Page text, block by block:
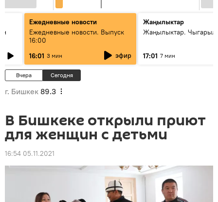
Ежедневные новости
Ежедневные новости. Выпуск
16:00
16:01 3 мин эфир
Жаңылыктар
Жаңылыктар.
17:01 7 мин
Вчера Сегодня
г. Бишкек 89.3
В Бишкеке открыли приют
для женщин с детьми
16:54 05.11.2021